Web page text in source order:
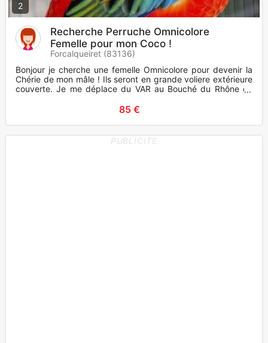
2
Recherche Perruche Omnicolore
Femelle pour mon Coco !
Forcalqueiret (83136)
Bonjour je cherche une femelle Omnicolore pour devenir la
Chérie de mon mâle ! Ils seront en grande voliere extérieure
couverte. Je me déplace du VAR au Bouché du Rhône ou
Alpes
85 €
PUBLICITE